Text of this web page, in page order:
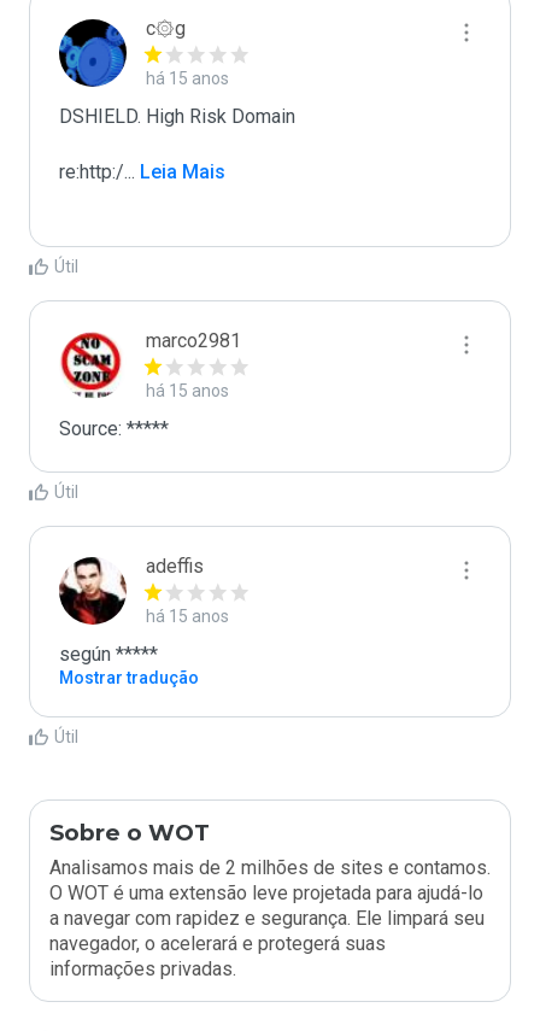
c۞g
há 15 anos
DSHIELD. High Risk Domain
re:http:/... Leia Mais
Útil
marco2981
há 15 anos
Source: *****
Útil
adeffis
há 15 anos
según *****
Mostrar tradução
Útil
Sobre o WOT
Analisamos mais de 2 milhões de sites e contamos.
O WOT é uma extensão leve projetada para ajudá-lo
a navegar com rapidez e segurança. Ele limpará seu
navegador, o acelerará e protegerá suas
informações privadas.